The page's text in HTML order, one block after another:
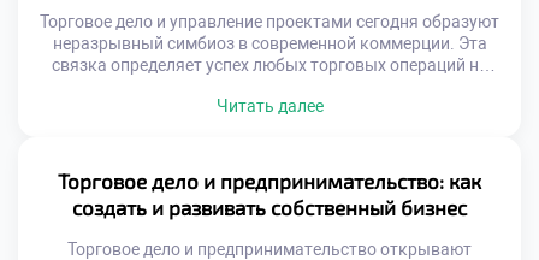
Торговое дело и управление проектами сегодня образуют
неразрывный симбиоз в современной коммерции. Эта
связка определяет успех любых торговых операций на
товара превращается в хаос. Грамотное управление
процессы и избегать критических ошибок. Именно этот
синтез знаний делает специалиста ценным […]
Читать далее
Торговое дело и предпринимательство: как
создать и развивать собственный бизнес
Торговое дело и предпринимательство открывают